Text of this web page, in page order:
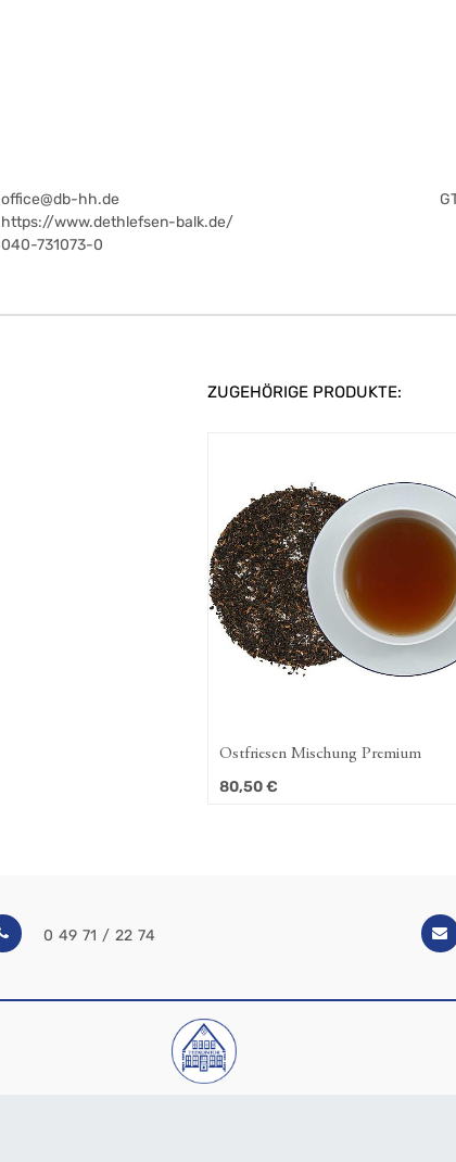
office@db-hh.de
https://www.dethlefsen-balk.de/
040-731073-0
ZUGEHÖRIGE PRODUKTE:
Ostfriesen Mischung Premium
80,50€
0 49 71 / 22 74